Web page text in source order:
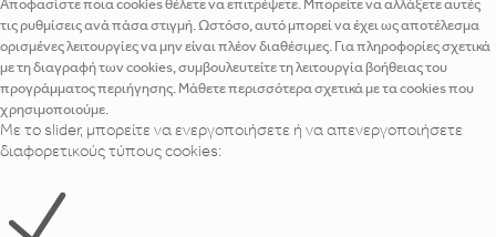
Αποφασίστε ποια cookies θέλετε να επιτρέψετε. Μπορείτε να αλλάξετε αυτές
τις ρυθμίσεις ανά πάσα στιγμή. Ωστόσο, αυτό μπορεί να έχει ως αποτέλεσμα
ορισμένες λειτουργίες να μην είναι πλέον διαθέσιμες. Για πληροφορίες σχετικά
με τη διαγραφή των cookies, συμβουλευτείτε τη λειτουργία βοήθειας του
προγράμματος περιήγησης. Μάθετε περισσότερα σχετικά με τα cookies που
χρησιμοποιούμε.
Με το slider, μπορείτε να ενεργοποιήσετε ή να απενεργοποιήσετε
διαφορετικούς τύπους cookies: